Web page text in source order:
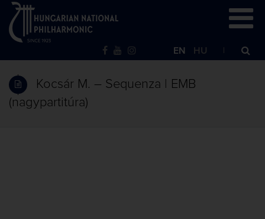
EN HU
Kocsár M. – Sequenza | EMB
(nagypartitúra)